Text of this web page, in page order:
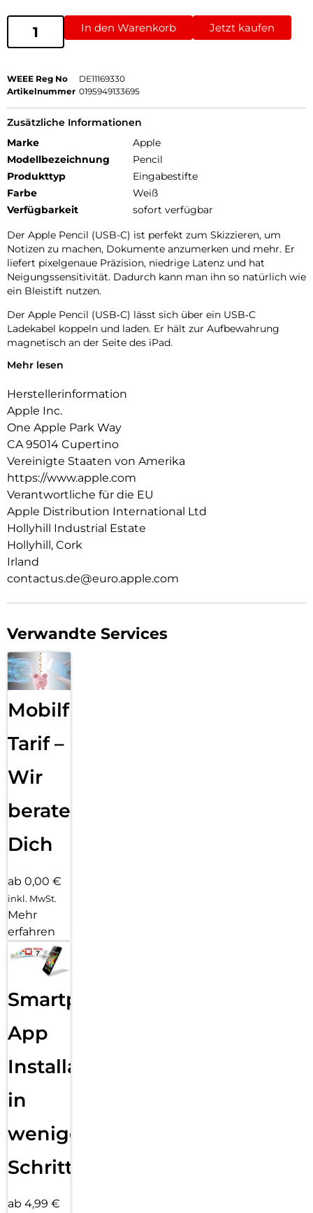
In den Warenkorb Jetzt kaufen
WEEE Reg No
DE11169330
Artikelnummer 0195949133695
Zusätzliche Informationen
Marke
Apple
Modellbezeichnung
Pencil
Produkttyp
Eingabestifte
Farbe
Weiß
Verfügbarkeit
sofort verfügbar
Der Apple Pencil (USB-C) ist perfekt zum Skizzieren, um
Notizen zu machen, Dokumente anzumerken und mehr. Er
liefert pixel­genaue Präzision, niedrige Latenz und hat
Neigungs­sensitivität. Dadurch kann man ihn so natürlich wie
ein Bleistift nutzen.
Der Apple Pencil (USB‑C) lässt sich über ein USB‑C
Ladekabel koppeln und laden. Er hält zur Aufbewahrung
magnetisch an der Seite des iPad.
Der Apple Pencil (USB-C) unterstützt die Apple Pencil
Generation) und dem 11″ iPad Pro (4. Generation).
Mehr lesen
Herstellerinformation
Apple Inc.
One Apple Park Way
CA 95014 Cupertino
Vereinigte Staaten von Amerika
https://www.apple.com
Verantwortliche für die EU
Apple Distribution International Ltd
Hollyhill Industrial Estate
Hollyhill, Cork
Irland
contactus.de@euro.apple.com
Verwandte Services
Mobilfunk
Tarif –
Wir
beraten
Dich
ab 0,00 €
inkl. MwSt.
Mehr
erfahren
Smartphone
App
Installation
in
wenigen
Schritten
ab 4,99 €